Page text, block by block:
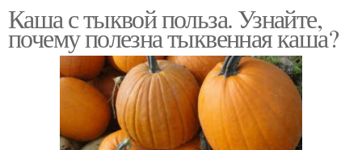
Каша с тыквой польза. Узнайте,
почему полезна тыквенная каша?